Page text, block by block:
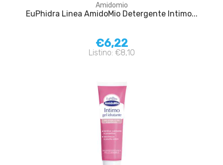
Amidomio
EuPhidra Linea AmidoMio Detergente Intimo...
€6,22
Listino: €8,10